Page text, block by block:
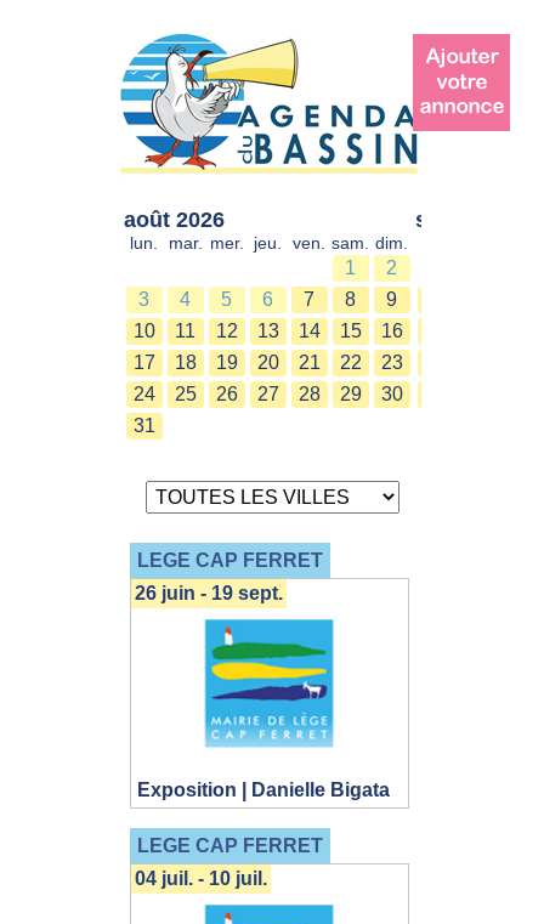
août 2026
lun. mar. mer. jeu. ven. sam. dim.
1
2
3
4 5 6 7 8
9
10
11 12 13 14 15
16
17
18 19 20 21 22
23
24
25 26 27 28 29
30
31
sept. 2026
LEGE CAP FERRET
Exposition | Danielle Bigata
26 juin - 19 sept.
LEGE CAP FERRET
04 juil. - 10 juil.